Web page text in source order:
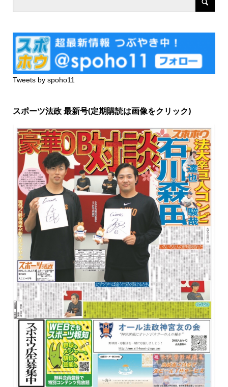
Tweets by spoho11
スポーツ法政 最新号(定期購読は画像をクリック)